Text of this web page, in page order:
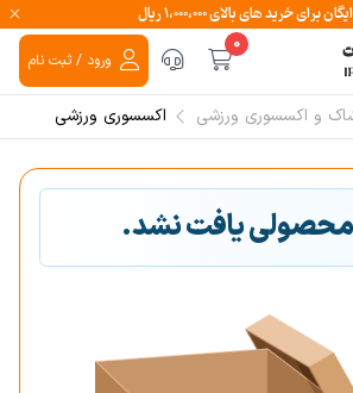
برای خرید های بالای ۱،۰۰۰،۰۰۰ ریال
0
ورود / ثبت نام
و اکسسوری ورزشی اکسسوری ورزشی
یافت نشد.